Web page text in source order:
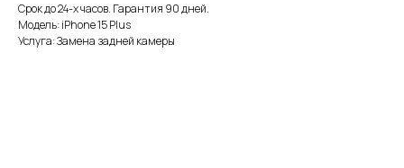
Срок до 24-х часов. Гарантия 90 дней.
Модель: iPhone 15 Plus
Услуга: Замена задней камеры